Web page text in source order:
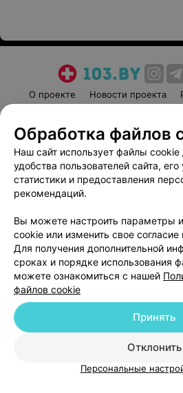
О проекте Новости проекта
Пользовательское соглашение
Вакансии
Написать
Обработка
© 2026 ООО «Артокс Лаб», УНП 191700409
Служба поддержки
ВЫ
Обработка файлов
Наш сайт использует файлы cookie
удобства пользователей сайта,
статистики и предоставления
рекомендаций.
Вы можете настроить параметры
cookie или изменить свое
Для получения дополнительной
сроках и порядке использования
можете ознакомиться с нашей
файлов cookie
Отклонить
Принять
Персональные